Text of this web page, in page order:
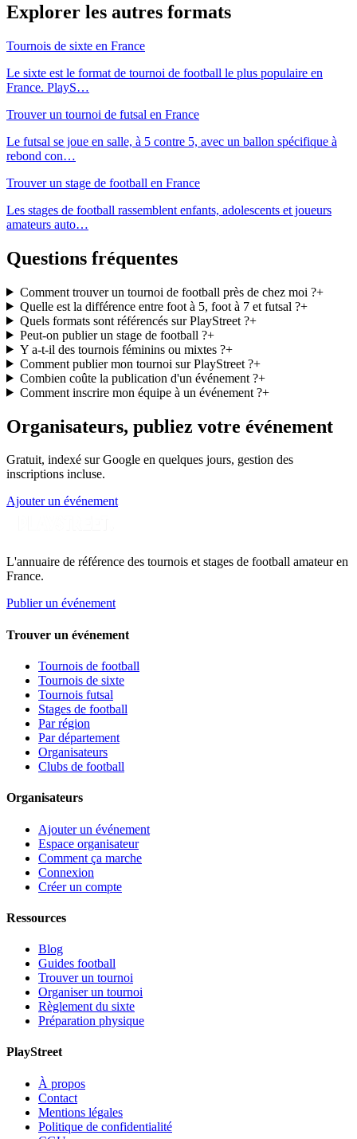
Explorer les autres formats
Tournois de sixte en France
Le sixte est le format de tournoi de football le plus populaire en
France. PlayS…
Trouver un tournoi de futsal en France
Le futsal se joue en salle, à 5 contre 5, avec un ballon spécifique à
rebond con…
Trouver un stage de football en France
Les stages de football rassemblent enfants, adolescents et joueurs
amateurs auto…
Questions fréquentes
Comment trouver un tournoi de football près de chez moi ?+
Quelle est la différence entre foot à 5, foot à 7 et futsal ?+
Quels formats sont référencés sur PlayStreet ?+
Peut-on publier un stage de football ?+
Y a-t-il des tournois féminins ou mixtes ?+
Comment publier mon tournoi sur PlayStreet ?+
Combien coûte la publication d'un événement ?+
Comment inscrire mon équipe à un événement ?+
Organisateurs, publiez votre événement
Gratuit, indexé sur Google en quelques jours, gestion des
inscriptions incluse.
Ajouter un événement
L'annuaire de référence des tournois et stages de football amateur en
France.
Publier un événement
Trouver un événement
Tournois de football
Tournois de sixte
Tournois futsal
Stages de football
Par région
Par département
Organisateurs
Clubs de football
Organisateurs
Ajouter un événement
Espace organisateur
Comment ça marche
Connexion
Créer un compte
Ressources
Blog
Guides football
Trouver un tournoi
Organiser un tournoi
Règlement du sixte
Préparation physique
PlayStreet
À propos
Contact
Mentions légales
Politique de confidentialité